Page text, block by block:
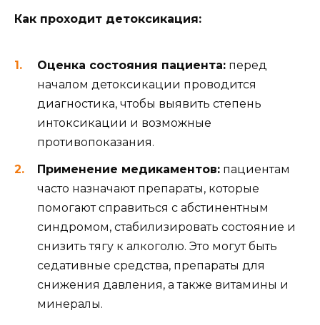
Как проходит детоксикация:
Оценка состояния пациента: перед
началом детоксикации проводится
диагностика, чтобы выявить степень
интоксикации и возможные
противопоказания.
Применение медикаментов: пациентам
часто назначают препараты, которые
помогают справиться с абстинентным
синдромом, стабилизировать состояние и
снизить тягу к алкоголю. Это могут быть
седативные средства, препараты для
снижения давления, а также витамины и
минералы.